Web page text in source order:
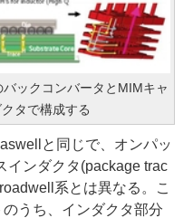
ックコンバータとMIMキャ
タで構成する
と同じで、オンパッ
インダクタ(package trac
系とは異なる。こ
うち、インダクタ部分